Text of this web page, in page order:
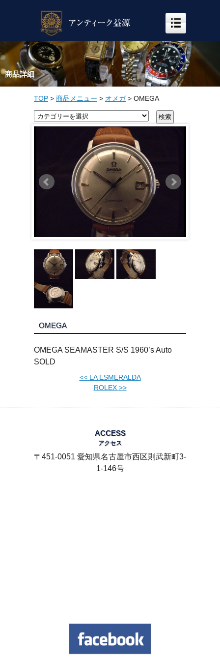
商品詳細
TOP > 商品メニュー > オメガ> OMEGA
OMEGA
OMEGA SEAMASTER S/S 1960’s Auto
SOLD
<<LA ESMERALDA
ROLEX >>
ACCESS
アクセス
〒451-0051 愛知県名古屋市西区則武新町3-
1-146号